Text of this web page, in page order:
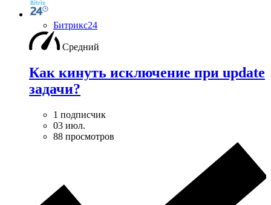
Битрикс24
Средний
Как кинуть исключение при update
задачи?
1 подписчик
03 июл.
88 просмотров